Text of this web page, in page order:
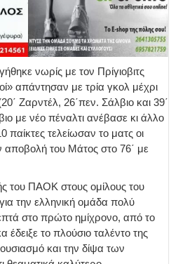
νωρίς με τον Πρίγιοβιτς
απάντησαν με τρία γκολ μέχρι
Ζαρντέλ, 26΄πεν. Σάλβιο και 39΄
με νέο πέναλτι ανέβασε κι άλλο
παίκτες τελείωσαν το ματς οι
αποβολή του Μάτος στο 76΄ με
του ΠΑΟΚ στους ομίλους του
την ελληνική ομάδα πολύ
στο πρώτο ημίχρονο, από το
το πλούσιο ταλέντο της
και την δίψα των